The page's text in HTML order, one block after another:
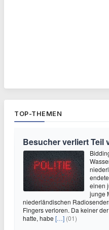
TOP-THEMEN
Besucher verliert Teil
einen
junge
niederländischen
Fingers verloren. Da keiner
hatte, habe […] (01)